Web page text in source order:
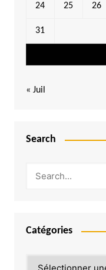
24 25 26
31
« Juil
Search
Catégories